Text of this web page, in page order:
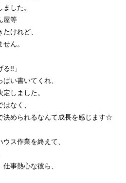
した。
屋等
けれど、
ん。
る!! 」
い書いてくれ、
しました。
なく、
決められるなんて成長を感じます☆
ス作業を終えて、
事熱心な彼ら、